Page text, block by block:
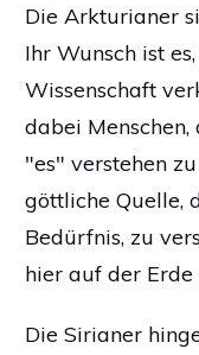
Die Arkturianer
Ihr Wunsch ist
Wissenschaft
dabei
"es" verstehen
göttliche Quelle,
Bedürfnis, zu
hier auf der Erde
Die Sirianer